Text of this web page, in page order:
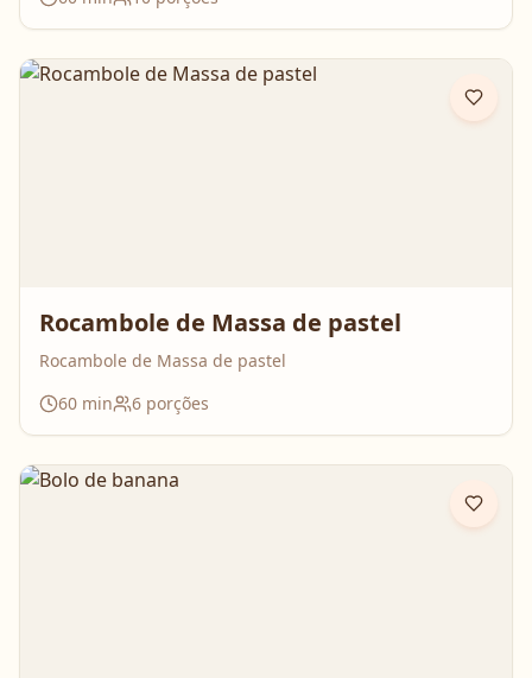
enquanto assa. Aperte o play, acompanhe o passo a
impossível de resistir 💛
Rocambole de Massa de pastel
Rocambole de Massa de pastel
60 min 6 porções